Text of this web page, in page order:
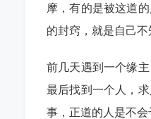
摩，有的是被这道
的封窍，就是自己不
前几天遇到一个缘
最后找到一个人，
事，正道的人是不会